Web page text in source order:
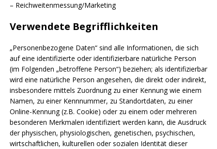
– Reichweitenmessung/Marketing
Verwendete Begrifflichkeiten
„Personenbezogene Daten“ sind alle Informationen, die sich
auf eine identifizierte oder identifizierbare natürliche Person
(im Folgenden „betroffene Person“) beziehen; als identifizierbar
wird eine natürliche Person angesehen, die direkt oder indirekt,
insbesondere mittels Zuordnung zu einer Kennung wie einem
Namen, zu einer Kennnummer, zu Standortdaten, zu einer
Online-Kennung (z.B. Cookie) oder zu einem oder mehreren
besonderen Merkmalen identifiziert werden kann, die Ausdruck
der physischen, physiologischen, genetischen, psychischen,
wirtschaftlichen, kulturellen oder sozialen Identität dieser